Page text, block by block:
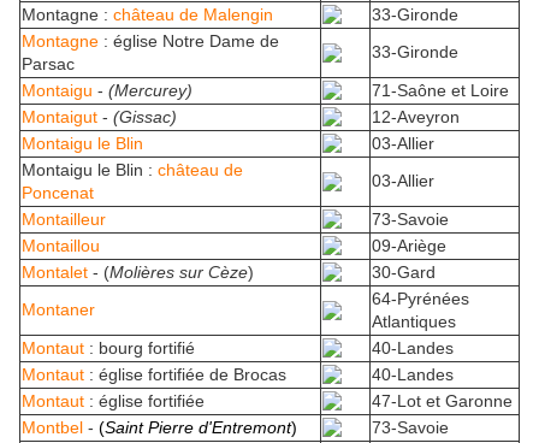
Montagne : château de Malengin
33-Gironde
Montagne : église Notre Dame de
Parsac
33-Gironde
Montaigu - (Mercurey)
71-Saône et Loire
Montaigut - (Gissac)
12-Aveyron
Montaigu le Blin
03-Allier
Montaigu le Blin : château de
Poncenat
03-Allier
Montailleur
73-Savoie
Montaillou
09-Ariège
Montalet - (Molières sur Cèze)
30-Gard
Montaner
64-Pyrénées
Atlantiques
Montaut : bourg fortifié
40-Landes
Montaut : église fortifiée de Brocas
40-Landes
Montaut : église fortifiée
47-Lot et Garonne
Montbel - (Saint Pierre d'Entremont)
73-Savoie